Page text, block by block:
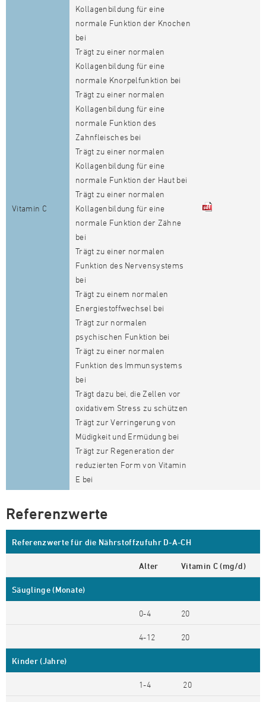
Vitamin C
Kollagenbildung für eine
normale Funktion der Knochen
bei
Trägt zu einer normalen
Kollagenbildung für eine
normale Knorpelfunktion bei
Trägt zu einer normalen
Kollagenbildung für eine
normale Funktion des
Zahnfleisches bei
Trägt zu einer normalen
Kollagenbildung für eine
normale Funktion der Haut bei
Trägt zu einer normalen
Kollagenbildung für eine
normale Funktion der Zähne
bei
Trägt zu einer normalen
Funktion des Nervensystems
bei
Trägt zu einem normalen
Energiestoffwechsel bei
Trägt zur normalen
psychischen Funktion bei
Trägt zu einer normalen
Funktion des Immunsystems
bei
Trägt dazu bei, die Zellen vor
oxidativem Stress zu schützen
Trägt zur Verringerung von
Müdigkeit und Ermüdung bei
Trägt zur Regeneration der
reduzierten Form von Vitamin
E bei
Referenzwerte
Referenzwerte für die Nährstoffzufuhr D-A-CH
Alter Vitamin C (mg/d)
Säuglinge (Monate)
0-4 20
4-12 20
Kinder (Jahre)
1-4 20